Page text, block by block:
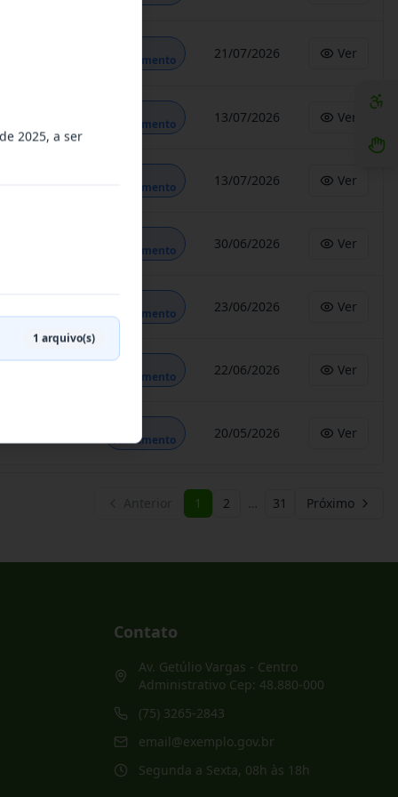
Andamento
21/07/2026 Ver
Andamento
13/07/2026 Ver
Andamento
13/07/2026 Ver
Andamento
30/06/2026 Ver
Andamento
23/06/2026 Ver
Em
Andamento
22/06/2026 Ver
Andamento
20/05/2026 Ver
1 2 … 31 Próximo
Contato
Av. Getúlio Vargas - Centro
Administrativo Cep: 48.880-000
(75) 3265-2843
email@exemplo.gov.br
Segunda a Sexta, 08h às 18h
2025, a ser
1 arquivo(s)